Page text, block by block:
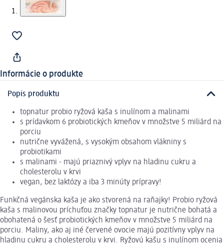
Informácie o produkte
Popis produktu
topnatur probio ryžová kaša s inulínom a malinami
s prídavkom 6 probiotických kmeňov v množstve 5 miliárd na
porciu
nutrične vyvážená, s vysokým obsahom vlákniny s
probiotikami
s malinami - majú priaznivý vplyv na hladinu cukru a
cholesterolu v krvi
vegan, bez laktózy a iba 3 minúty prípravy!
Funkčná vegánska kaša je ako stvorená na raňajky! Probio ryžová
kaša s malinovou príchuťou značky topnatur je nutrične bohatá a
obohatená o šesť probiotických kmeňov v množstve 5 miliárd na
porciu. Maliny, ako aj iné červené ovocie majú pozitívny vplyv na
hladinu cukru a cholesterolu v krvi. Ryžovú kašu s inulínom ocenia